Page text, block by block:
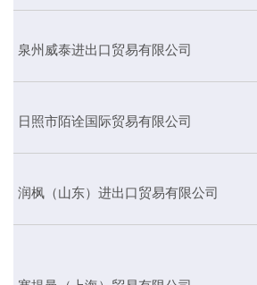
泉州威泰进出口贸易有限公司
日照市陌诠国际贸易有限公司
润枫（山东）进出口贸易有限公司